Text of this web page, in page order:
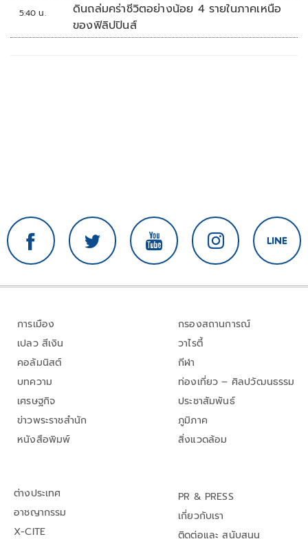
5:40 น.
ดินถล่มคร่าชีวิตอย่างน้อย 4 รายในภาคเหนือ
ของฟิลิปปินส์
การเมือง
เปลว สีเงิน
คอลัมนิสต์
บทความ
เศรษฐกิจ
ข่าวพระราชสำนัก
หนังสือพิมพ์
กรองสถานการณ์
วาไรตี้
กีฬา
ท่องเที่ยว – ศิลปวัฒนธรรม
ประชาสัมพันธ์
ภูมิภาค
สิ่งแวดล้อม
ต่างประเทศ
อาชญากรรม
X-CITE
PR & PRESS
เกี่ยวกับเรา
ติดต่อและ สนับสนุน